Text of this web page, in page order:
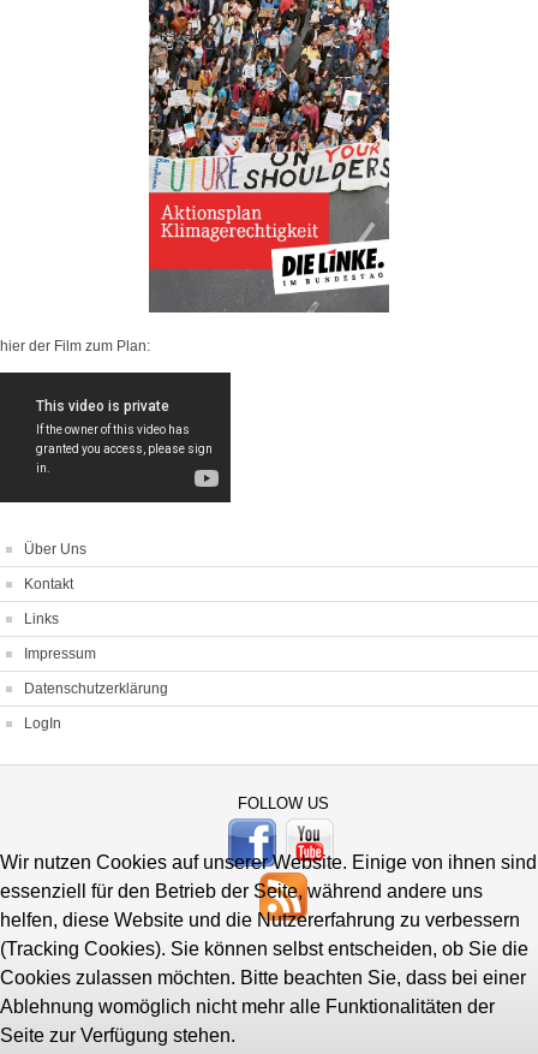
hier der Film zum Plan:
Über Uns
Kontakt
Links
Impressum
Datenschutzerklärung
LogIn
FOLLOW US
Wir nutzen Cookies auf unserer Website. Einige von ihnen sind
essenziell für den Betrieb der Seite, während andere uns
helfen, diese Website und die Nutzererfahrung zu verbessern
(Tracking Cookies). Sie können selbst entscheiden, ob Sie die
Cookies zulassen möchten. Bitte beachten Sie, dass bei einer
Ablehnung womöglich nicht mehr alle Funktionalitäten der
Seite zur Verfügung stehen.